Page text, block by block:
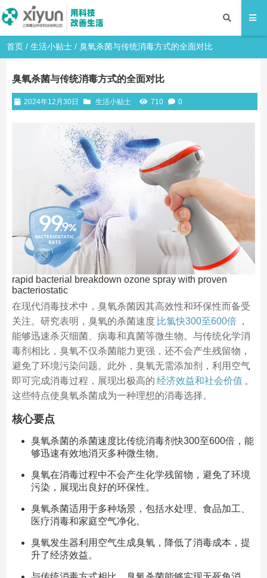
首页 /生活小贴士 / 臭氧杀菌与传统消毒方式的全面对比
臭氧杀菌与传统消毒方式的全面对比
2024年12月30日 生活小贴士 710 0
rapid bacterial breakdown ozone spray with proven
bacteriostatic
在现代消毒技术中，臭氧杀菌因其高效性和环保性而备受
关注。研究表明，臭氧的杀菌速度 比氯快300至600倍
，
能够迅速杀灭细菌、病毒和真菌等微生物。与传统化学消
毒剂相比，臭氧不仅杀菌能力更强，还不会产生残留物，
避免了环境污染问题。此外，臭氧无需添加剂，利用空气
即可完成消毒过程，展现出极高的 经济效益和社会价值 。
这些特点使臭氧杀菌成为一种理想的消毒选择。
核心要点
臭氧杀菌的杀菌速度比传统消毒剂快300至600倍，能
够迅速有效地消灭多种微生物。
臭氧在消毒过程中不会产生化学残留物，避免了环境
污染，展现出良好的环保性。
臭氧杀菌适用于多种场景，包括水处理、食品加工、
医疗消毒和家庭空气净化。
臭氧发生器利用空气生成臭氧，降低了消毒成本，提
升了经济效益。